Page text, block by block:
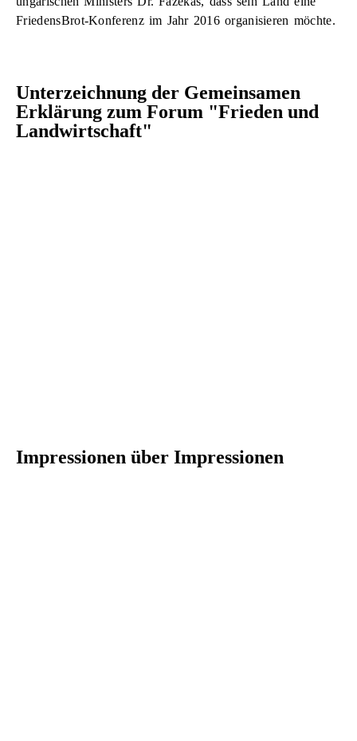
FriedensBrot-Konferenz im Jahr 2016 organisieren möchte.
Unterzeichnung der Gemeinsamen
Erklärung zum Forum "Frieden und
Landwirtschaft"
Impressionen über Impressionen